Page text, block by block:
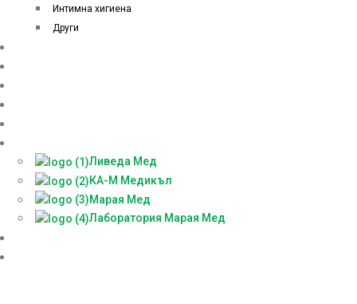
Интимна хигиена
Други
Ливеда Мед
КА-М Медикъл
Марая Мед
Лаборатория Марая Мед